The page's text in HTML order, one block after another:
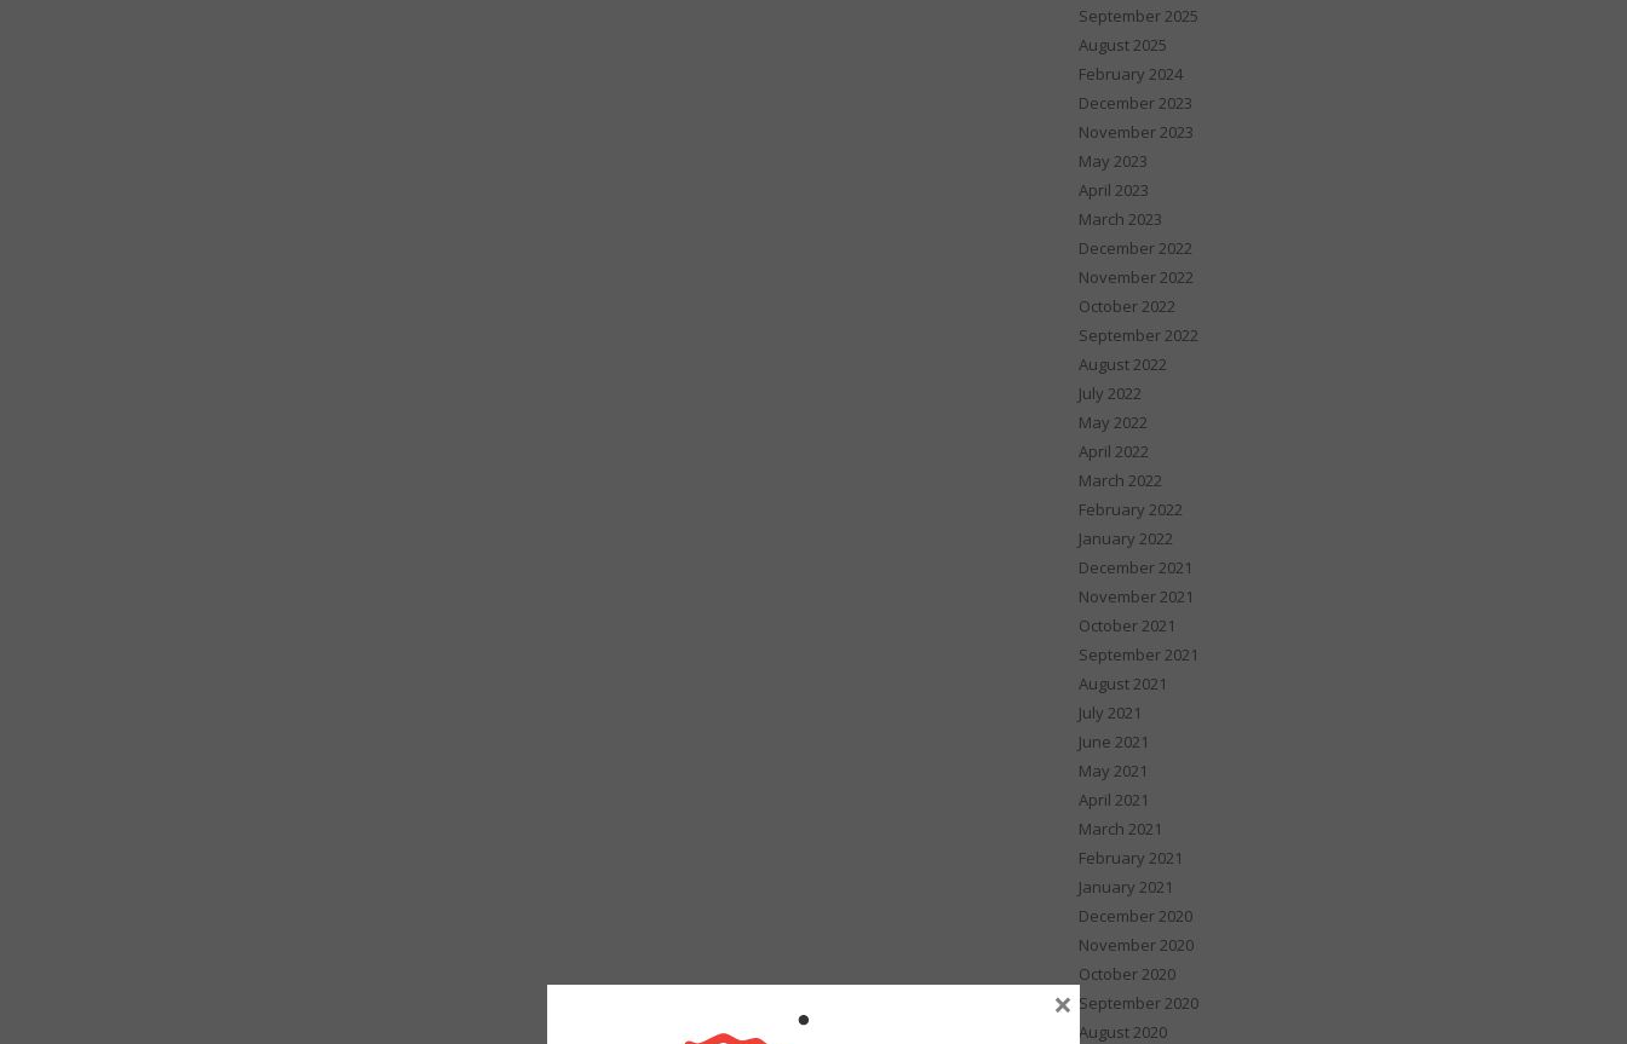
September 2025
August 2025
February 2024
December 2023
November 2023
May 2023
April 2023
March 2023
December 2022
November 2022
October 2022
September 2022
August 2022
July 2022
May 2022
April 2022
March 2022
February 2022
January 2022
December 2021
November 2021
October 2021
September 2021
August 2021
July 2021
June 2021
May 2021
April 2021
March 2021
February 2021
January 2021
December 2020
November 2020
October 2020
September 2020
August 2020
×